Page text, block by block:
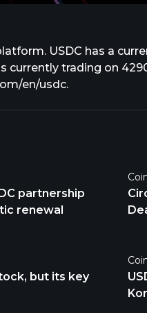
USDC has a
trading on
en/usdc.
partnership
renewal
but its key